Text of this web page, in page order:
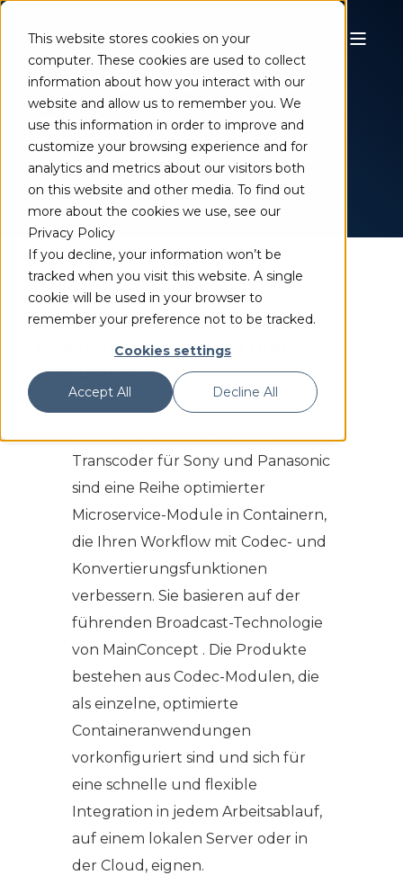
This website stores cookies on your
computer. These cookies are used to collect
information about how you interact with our
website and allow us to remember you. We
use this information in order to improve and
customize your browsing experience and for
analytics and metrics about our visitors both
on this website and other media. To find out
more about the cookies we use, see our
Privacy Policy
If you decline, your information won’t be
tracked when you visit this website. A single
cookie will be used in your browser to
remember your preference not to be tracked.
Cookies settings
Accept All Decline All
PRO CAMERA TRANSCODERS
Für Sony und
Panasonic
Vorkonfigurierte Microservice-
Produkte für Broadcast und
Produktion
Transcoder für Sony und Panasonic
sind eine Reihe optimierter
Microservice-Module in Containern,
die Ihren Workflow mit Codec- und
Konvertierungsfunktionen
verbessern. Sie basieren auf der
führenden Broadcast-Technologie
von MainConcept . Die Produkte
bestehen aus Codec-Modulen, die
als einzelne, optimierte
Containeranwendungen
vorkonfiguriert sind und sich für
eine schnelle und flexible
Integration in jedem Arbeitsablauf,
auf einem lokalen Server oder in
der Cloud, eignen.